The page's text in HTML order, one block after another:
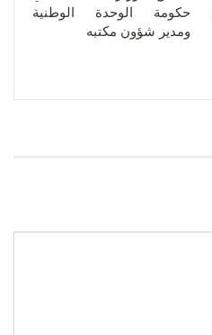
حكومة الوحدة الوطنية
ومدير شؤون مكتبه